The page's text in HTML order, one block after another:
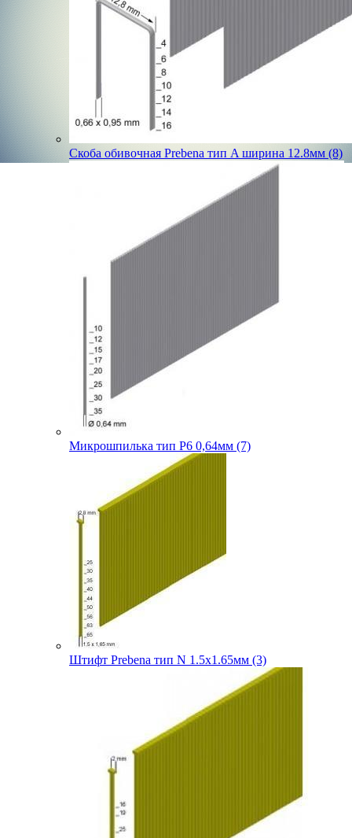
Скоба обивочная Prebena тип A ширина 12.8мм (8)
Микрошпилька тип P6 0,64мм (7)
Штифт Prebena тип N 1.5х1.65мм (3)